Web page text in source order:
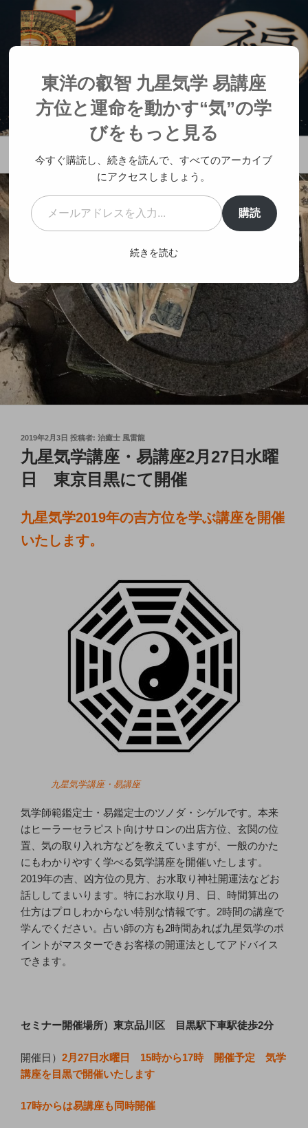
キ
ッ
東洋の叡智 九星気学 易講座 方位と
運命を動かす“気”の学び
人生が変わる神社参拝
メニュー
投
稿
日:
2019年2月3日 投稿者: 治癒士 風雷龍
九星気学講座・易講座2月27日水曜
日 東京目黒にて開催
九星気学2019年の吉方位を学ぶ講座を開催
いたします。
九星気学講座・易講座
気学師範鑑定士・易鑑定士のツノダ・シゲルです。本来
はヒーラーセラピスト向けサロンの出店方位、玄関の位
置、気の取り入れ方などを教えていますが、一般のかた
にもわかりやすく学べる気学講座を開催いたします。
2019年の吉、凶方位の見方、お水取り神社開運法などお
話ししてまいります。特にお水取り月、日、時間算出の
仕方はプロしわからない特別な情報です。2時間の講座で
学んでください。占い師の方も2時間あれば九星気学のポ
イントがマスターできお客様の開運法としてアドバイス
できます。
セミナー開催場所）東京品川区 目黒駅下車駅徒歩2分
開催日） 2月27日水曜日 15時から17時 開催予定 気学
講座を目黒で開催いたします
17時からは易講座も同時開催
東洋の叡智 九星気学 易講座
方位と運命を動かす“気”の学
びをもっと見る
今すぐ購読し、続きを読んで、すべてのアーカイブ
にアクセスしましょう。
メールアドレスを入力...
購読
続きを読む